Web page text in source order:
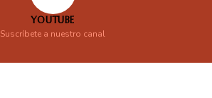
YOUTUBE
Suscríbete a nuestro canal